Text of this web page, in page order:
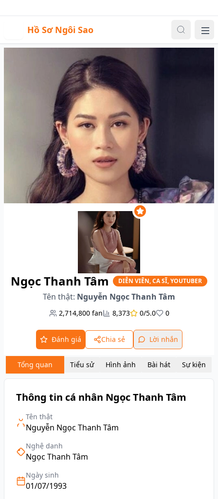
Hồ Sơ Ngôi Sao
Ngọc Thanh Tâm DIỄN VIÊN, CA SĨ, YOUTUBER
Tên thật: Nguyễn Ngọc Thanh Tâm
2,714,800 fan 8,373 0/5.0 0
Đánh giá Chia sẻ Lời nhắn
Tổng quan Tiểu sử Hình ảnh Bài hát Sự kiện
Thông tin cá nhân Ngọc Thanh Tâm
Tên thật
Nguyễn Ngọc Thanh Tâm
Nghệ danh
Ngọc Thanh Tâm
Ngày sinh
01/07/1993